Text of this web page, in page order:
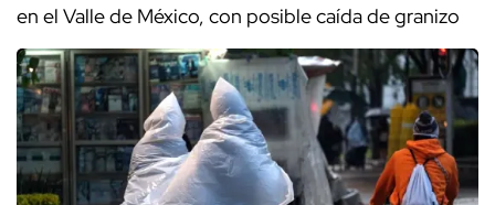
en el Valle de México, con posible caída de granizo